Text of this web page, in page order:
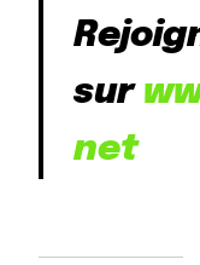
sur
net